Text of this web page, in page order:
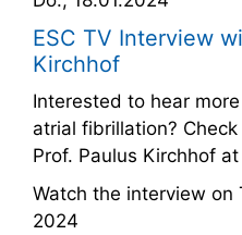
ESC TV Interview
Kirchhof
Interested to hear
atrial fibrillation?
Prof. Paulus Kirchhof at
Watch the interview on
2024